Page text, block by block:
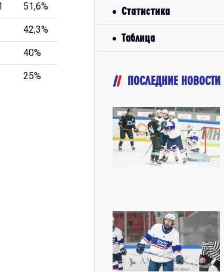
51,6%
42,3%
40%
25%
Статистика
Таблица
ПОСЛЕДНИЕ НОВОСТИ